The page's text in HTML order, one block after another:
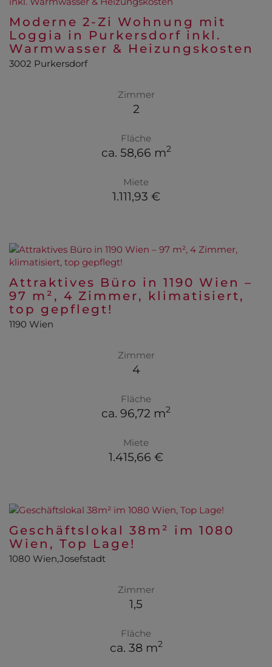
Moderne 2-Zi Wohnung mit
Loggia in Purkersdorf inkl.
Warmwasser & Heizungskosten
3002 Purkersdorf
Zimmer
2
Fläche
ca. 58,66 m2
Miete
1.111,93 €
Attraktives Büro in 1190 Wien –
97 m², 4 Zimmer, klimatisiert,
top gepflegt!
1190 Wien
Zimmer
4
Fläche
ca. 96,72 m2
Miete
1.415,66 €
Geschäftslokal 38m² im 1080
Wien, Top Lage!
1080 Wien,Josefstadt
Zimmer
1,5
Fläche
ca. 38 m2